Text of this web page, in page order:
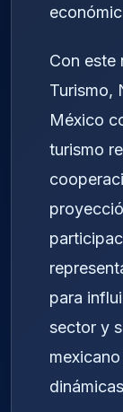
Con este
Turismo,
México
turismo
para
sector y